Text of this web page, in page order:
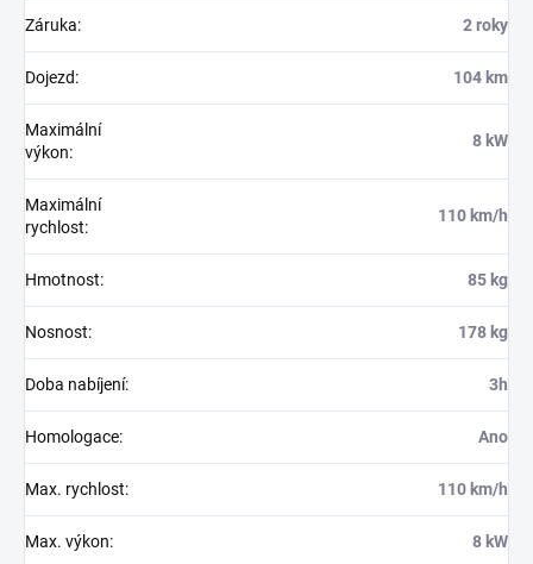
Záruka: 2 roky
Dojezd: 104 km
Maximální
výkon:
8 kW
Maximální
rychlost:
110 km/h
Hmotnost: 85 kg
Nosnost: 178 kg
Doba nabíjení: 3h
Homologace: Ano
Max. rychlost: 110 km/h
Max. výkon: 8 kW